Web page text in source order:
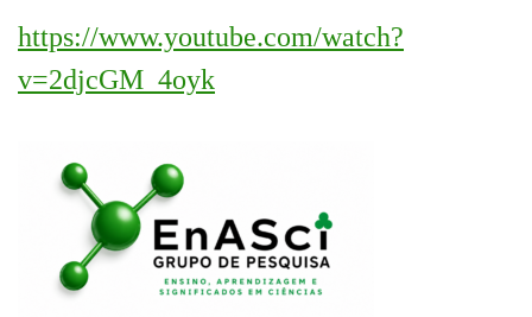
https://www.youtube.com/watch?
v=2djcGM_4oyk